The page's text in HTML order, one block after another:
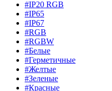
#IP20 RGB
#IP65
#IP67
#RGB
#RGBW
#Белые
#Герметичные
#Желтые
#Зеленые
#Красные